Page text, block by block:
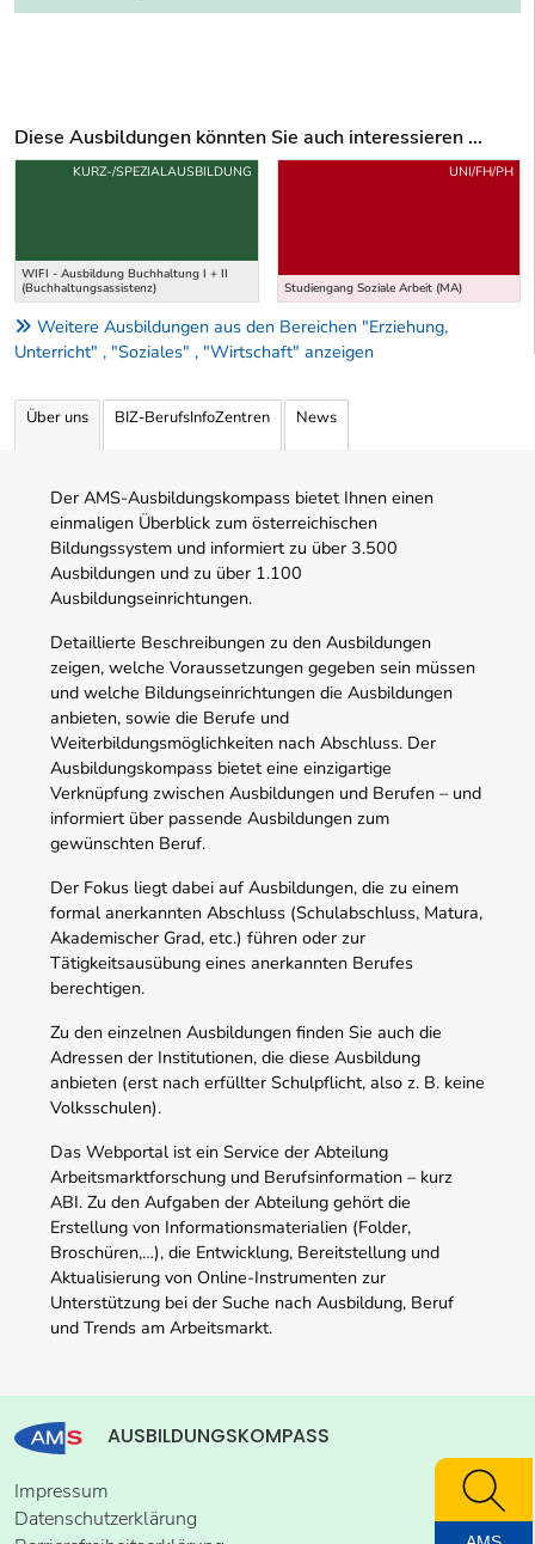
Diese Ausbildungen könnten Sie auch interessieren ...
Uber weitere Ausbildungsvorschläge
WIFI - Ausbildung Buchhaltung I + II
(Buchhaltungsassistenz)
KURZ-/SPEZIALAUSBILDUNG
Studiengang Soziale Arbeit (MA)
UNI/FH/PH
Weitere Ausbildungen aus den Bereichen "Erziehung,
Unterricht" , "Soziales" , "Wirtschaft" anzeigen
Über uns BIZ-BerufsInfoZentren News
Der AMS-Ausbildungskompass bietet Ihnen einen
einmaligen Überblick zum österreichischen
Bildungssystem und informiert zu über 3.500
Ausbildungen und zu über 1.100
Ausbildungseinrichtungen.
Detaillierte Beschreibungen zu den Ausbildungen
zeigen, welche Voraussetzungen gegeben sein müssen
und welche Bildungseinrichtungen die Ausbildungen
anbieten, sowie die Berufe und
Weiterbildungsmöglichkeiten nach Abschluss. Der
Ausbildungskompass bietet eine einzigartige
Verknüpfung zwischen Ausbildungen und Berufen – und
informiert über passende Ausbildungen zum
gewünschten Beruf.
Der Fokus liegt dabei auf Ausbildungen, die zu einem
formal anerkannten Abschluss (Schulabschluss, Matura,
Akademischer Grad, etc.) führen oder zur
Tätigkeitsausübung eines anerkannten Berufes
berechtigen.
Zu den einzelnen Ausbildungen finden Sie auch die
Adressen der Institutionen, die diese Ausbildung
anbieten (erst nach erfüllter Schulpflicht, also z. B. keine
Volksschulen).
Das Webportal ist ein Service der Abteilung
Arbeitsmarktforschung und Berufsinformation – kurz
ABI. Zu den Aufgaben der Abteilung gehört die
Erstellung von Informationsmaterialien (Folder,
Broschüren,…), die Entwicklung, Bereitstellung und
Aktualisierung von Online-Instrumenten zur
Unterstützung bei der Suche nach Ausbildung, Beruf
und Trends am Arbeitsmarkt.
AUSBILDUNGSKOMPASS
Impressum
Datenschutzerklärung